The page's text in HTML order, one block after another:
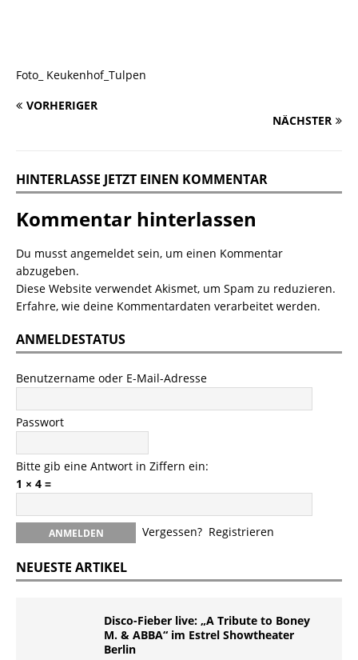
Foto_ Keukenhof_Tulpen
VORHERIGER
NÄCHSTER
HINTERLASSE JETZT EINEN KOMMENTAR
Kommentar hinterlassen
Du musst angemeldet sein, um einen Kommentar
abzugeben.
Diese Website verwendet Akismet, um Spam zu reduzieren.
Erfahre, wie deine Kommentardaten verarbeitet werden.
ANMELDESTATUS
Benutzername oder E-Mail-Adresse
Passwort
Bitte gib eine Antwort in Ziffern ein:
1 × 4 =
Vergessen? Registrieren
NEUESTE ARTIKEL
Disco-Fieber live: „A Tribute to Boney
M. & ABBA“ im Estrel Showtheater
Berlin